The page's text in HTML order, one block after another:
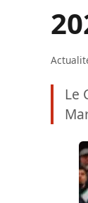
Le